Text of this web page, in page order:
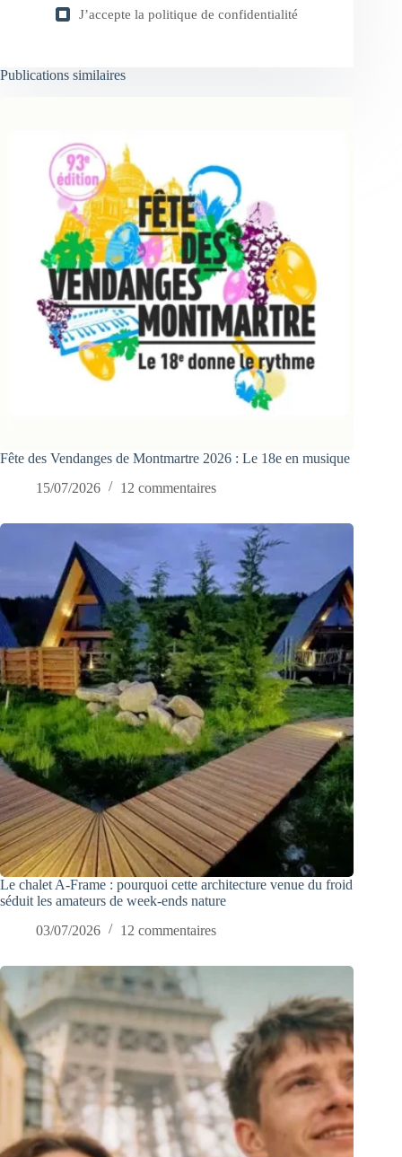
J’accepte la politique de confidentialité
Publications similaires
Fête des Vendanges de Montmartre 2026 : Le 18e en musique
15/07/2026
12 commentaires
Le chalet A-Frame : pourquoi cette architecture venue du froid
séduit les amateurs de week-ends nature
03/07/2026
12 commentaires